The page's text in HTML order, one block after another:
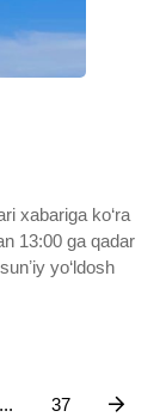
xabariga ko‘ra
13:00 ga qadar
yo‘ldosh
... 37